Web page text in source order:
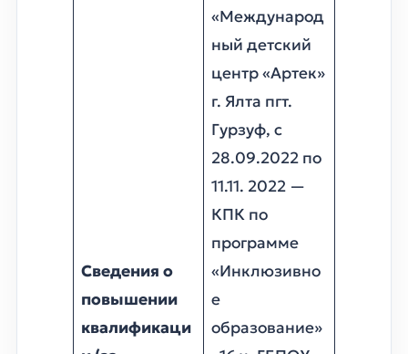
Сведения о
повышении
квалификаци
«Международ
ный детский
центр «Артек»
г. Ялта пгт.
Гурзуф, с
28.09.2022 по
11.11. 2022 —
КПК по
программе
«Инклюзивно
е
образование»